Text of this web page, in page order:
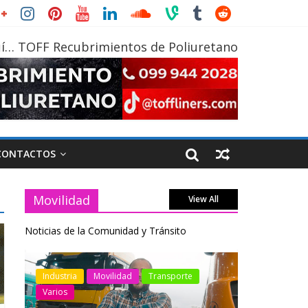
TOFF Recubrimientos de Poliuretano
Movilidad View All
Noticias de la Comunidad y Tránsito
Industria Movilidad
Transporte
Varios